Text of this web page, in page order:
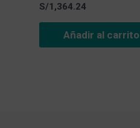
S/1,364.24
Añadir al carrito